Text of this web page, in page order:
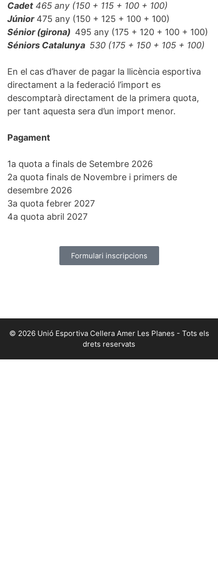
Cadet 465 any (150 + 115 + 100 + 100)
Júnior475 any (150 + 125 + 100 + 100)
Sénior (girona) 495 any (175 + 120 + 100 + 100)
Séniors Catalunya 530 (175 + 150 + 105 + 100)
En el cas d’haver de pagar la llicència esportiva
directament a la federació l’import es
descomptarà directament de la primera quota,
per tant aquesta sera d’un import menor.
Pagament
1a quota a finals de Setembre 2026
2a quota finals de Novembre i primers de
desembre 2026
3a quota febrer 2027
4a quota abril 2027
Formulari inscripcions
© 2026 Unió Esportiva Cellera Amer Les Planes - Tots els
drets reservats